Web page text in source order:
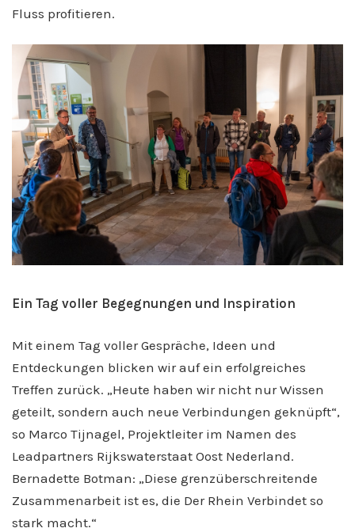
Fluss profitieren.
Ein Tag voller Begegnungen und Inspiration
Mit einem Tag voller Gespräche, Ideen und
Entdeckungen blicken wir auf ein erfolgreiches
Treffen zurück. „Heute haben wir nicht nur Wissen
geteilt, sondern auch neue Verbindungen geknüpft“,
so Marco Tijnagel, Projektleiter im Namen des
Leadpartners Rijkswaterstaat Oost Nederland.
Bernadette Botman: „Diese grenzüberschreitende
Zusammenarbeit ist es, die Der Rhein Verbindet so
stark macht.“